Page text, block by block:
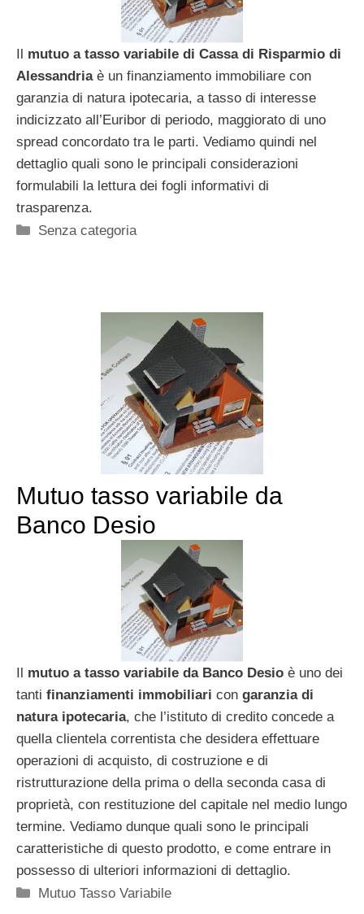
Il mutuo a tasso variabile di Cassa di Risparmio di
Alessandriaè un finanziamento immobiliare con
garanzia di natura ipotecaria, a tasso di interesse
indicizzato all’Euribor di periodo, maggiorato di uno
spread concordato tra le parti. Vediamo quindi nel
dettaglio quali sono le principali considerazioni
formulabili la lettura dei fogli informativi di
trasparenza.
Categorie
Senza categoria
Mutuo tasso variabile da
Banco Desio
Il mutuo a tasso variabile da Banco Desio è uno dei
tanti finanziamenti immobiliari con garanzia di
natura ipotecaria, che l’istituto di credito concede a
quella clientela correntista che desidera effettuare
operazioni di acquisto, di costruzione e di
ristrutturazione della prima o della seconda casa di
proprietà, con restituzione del capitale nel medio lungo
termine. Vediamo dunque quali sono le principali
caratteristiche di questo prodotto, e come entrare in
possesso di ulteriori informazioni di dettaglio.
Categorie
Mutuo Tasso Variabile